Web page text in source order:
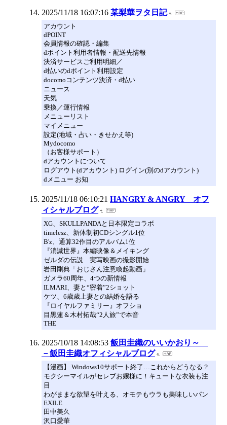
2025/11/18 16:07:16 某梨華ヲタ日記
アカウント
dPOINT
会員情報の確認・編集
dポイント利用者情報・配送先情報
決済サービスご利用明細／
d払いのdポイント利用設定
docomoコンテンツ決済・d払い
ニュース
天気
乗換／運行情報
メニューリスト
マイメニュー
設定(地域・占い・きせかえ等)
Mydocomo
（お客様サポート）
dアカウントについて
ログアウト(dアカウント) ログイン(別のdアカウント)
dメニュー お知
2025/11/18 06:10:21 HANGRY & ANGRY オフ
ィシャルブログ
XG、SKULLPANDAと日本限定コラボ
timelesz、新体制初CDシングル1位
B'z、通算32作目のアルバム1位
『消滅世界』本編映像＆メイキング
ゼルダの伝説 実写映画の撮影開始
岩田剛典「おじさん注意喚起動画」
ガメラ60周年、4つの新情報
ILMARI、妻と“密着”2ショット
ケツ、6歳歳上妻との結婚を語る
『ロイヤルファミリー』オフショ
目黒蓮＆木村拓哉“2人旅”で本音
THE
2025/10/18 14:08:53 飯田圭織のいいかおり～
－飯田圭織オフィシャルブログ
【漫画】 Windows10サポート終了…これからどうなる？
モクシーマイルがセレブお嬢様に！キュートな衣装も注
目
わがままな欲望を叶える、オモテもウラも美味しいパン
EXILE
田中美久
沢口愛華